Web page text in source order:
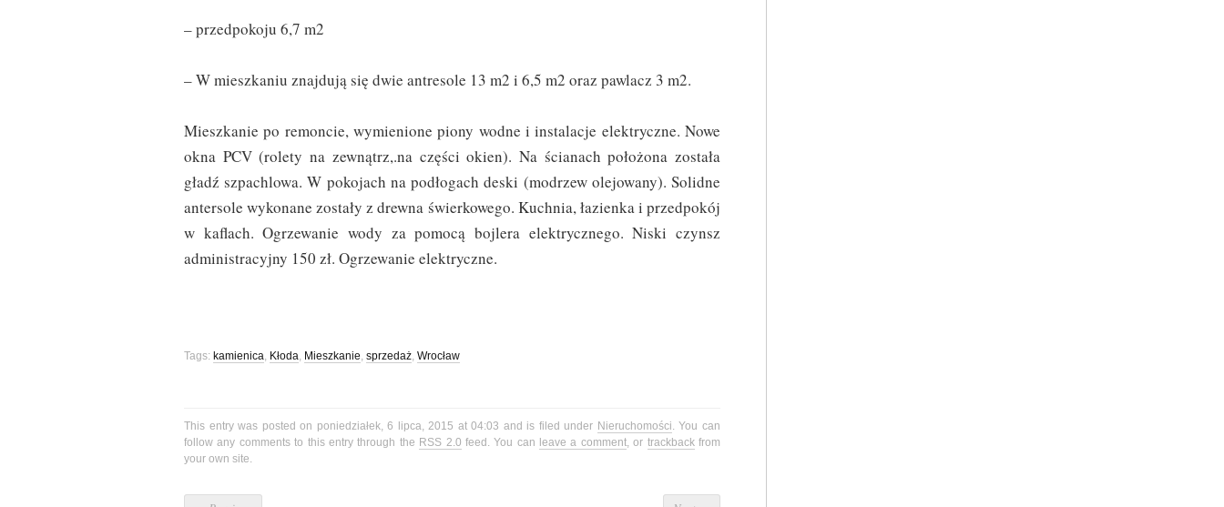
– przedpokoju 6,7 m2
– W mieszkaniu znajdują się dwie antresole 13 m2 i 6,5 m2 oraz pawlacz 3 m2.
Mieszkanie po remoncie, wymienione piony wodne i instalacje elektryczne. Nowe
okna PCV (rolety na zewnątrz,.na części okien). Na ścianach położona została
gładź szpachlowa. W pokojach na podłogach deski (modrzew olejowany). Solidne
antersole wykonane zostały z drewna świerkowego. Kuchnia, łazienka i przedpokój
w kaflach. Ogrzewanie wody za pomocą bojlera elektrycznego. Niski czynsz
administracyjny 150 zł. Ogrzewanie elektryczne.
Tags: kamienica, Kłoda, Mieszkanie, sprzedaż, Wrocław
This entry was posted on poniedziałek, 6 lipca, 2015 at 04:03 and is filed under Nieruchomości. You can
follow any comments to this entry through the RSS 2.0 feed. You can leave a comment, or trackbackfrom
your own site.